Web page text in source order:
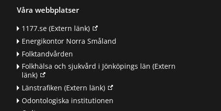
Våra webbplatser
1177.se(Extern länk)
Energikontor Norra Småland
Folktandvården
Folkhälsa och sjukvård i Jönköpings län (Extern
länk)
Länstrafiken (Extern länk)
Odontologiska institutionen